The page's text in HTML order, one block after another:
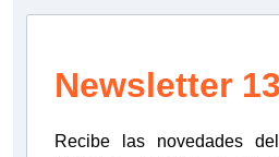
Newsletter 13
Recibe las novedades